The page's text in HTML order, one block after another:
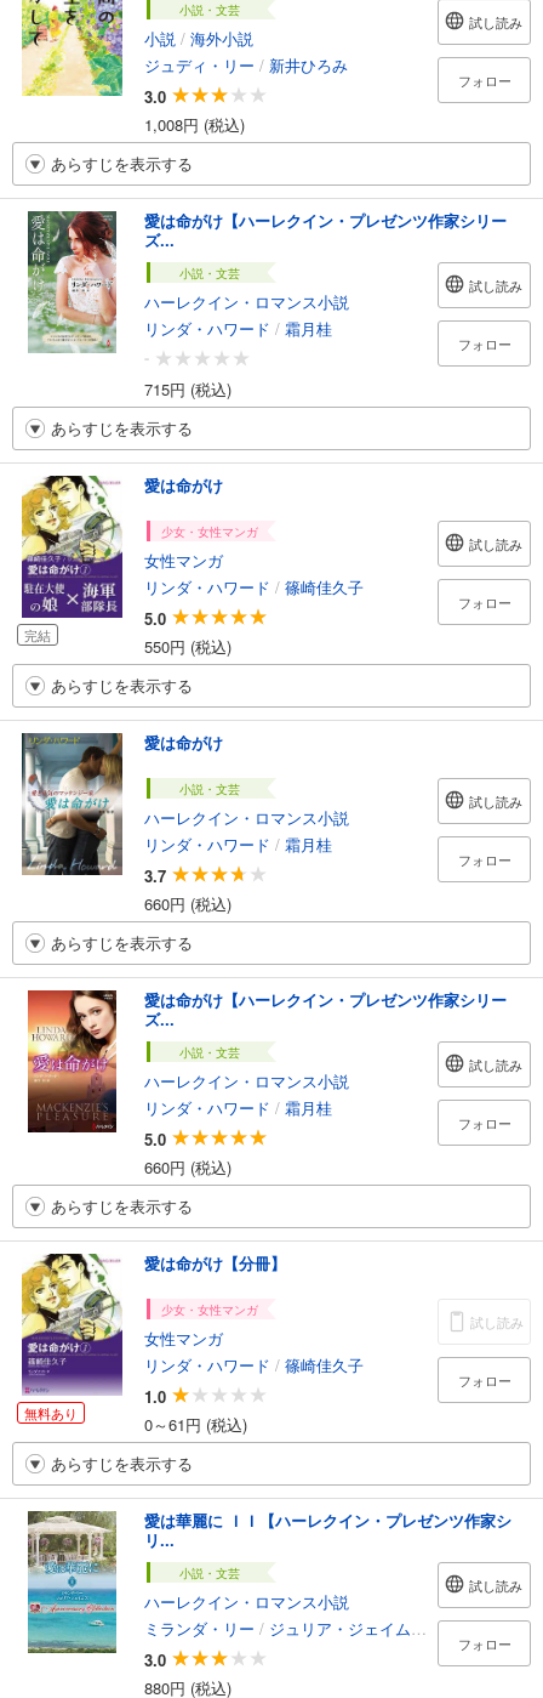
小説・文芸
小説 / 海外小説
ジュディ・リー / 新井ひろみ
3.0
1,008円 (税込)
試し読み
フォロー
あらすじを表示する
愛は命がけ【ハーレクイン・プレゼンツ作家シリー
ズ...
小説・文芸
ハーレクイン・ロマンス小説
リンダ・ハワード / 霜月桂
-
715円 (税込)
試し読み
フォロー
あらすじを表示する
完結
愛は命がけ
少女・女性マンガ
女性マンガ
リンダ・ハワード / 篠崎佳久子
5.0
550円 (税込)
試し読み
フォロー
あらすじを表示する
愛は命がけ
小説・文芸
ハーレクイン・ロマンス小説
リンダ・ハワード / 霜月桂
3.7
660円 (税込)
試し読み
フォロー
あらすじを表示する
愛は命がけ【ハーレクイン・プレゼンツ作家シリー
ズ...
小説・文芸
ハーレクイン・ロマンス小説
リンダ・ハワード / 霜月桂
5.0
660円 (税込)
試し読み
フォロー
あらすじを表示する
無料あり
愛は命がけ【分冊】
少女・女性マンガ
女性マンガ
リンダ・ハワード / 篠崎佳久子
1.0
0～61円 (税込)
試し読み
フォロー
あらすじを表示する
愛は華麗に ＩＩ【ハーレクイン・プレゼンツ作家シ
リ...
小説・文芸
ハーレクイン・ロマンス小説
ミランダ・リー / ジュリア・ジェイムズ /新井ひろみ/
3.0
880円 (税込)
試し読み
フォロー